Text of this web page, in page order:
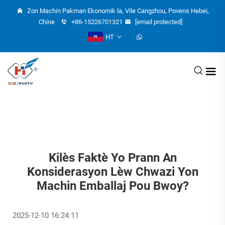
Zon Machin Pakman Ekonomik la, Vile Cangzhou, Povens Hebei,
Chine
+86-15226701321
[email protected]
HT
Kilès Faktè Yo Prann An
Konsiderasyon Lèw Chwazi Yon
Machin Emballaj Pou Bwoy?
2025-12-10 16:24:11